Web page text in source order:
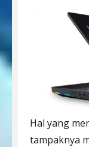
Hal yang
tampaknya